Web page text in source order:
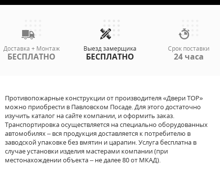
Доставка + Монтаж
БЕСПЛАТНО
Выезд замерщика
БЕСПЛАТНО
Срок поставки
24 часа
Противопожарные конструкции от производителя «Двери ТОР»
можно приобрести в Павловском Посаде. Для этого достаточно
изучить каталог на сайте компании, и оформить заказ.
Транспортировка осуществляется на специально оборудованных
автомобилях – вся продукция доставляется к потребителю в
заводской упаковке без вмятин и царапин. Услуга бесплатна в
случае установки изделия мастерами компании (при
местонахождении объекта – не далее 80 от МКАД).